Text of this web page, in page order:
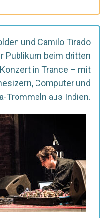
und Camilo Tirado
Publikum beim dritten
in Trance – mit
Computer und
Trommeln aus Indien.